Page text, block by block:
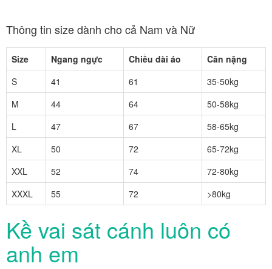
Thông tin size dành cho cả Nam và Nữ
Size Ngang ngực Chiều dài áo
Cân nặng
S
41 61
35-50kg
M
44 64
50-58kg
L
47 67
58-65kg
XL
50 72
65-72kg
XXL
52 74
72-80kg
XXXL
55 72 >80kg
Kề vai sát cánh luôn có
anh em